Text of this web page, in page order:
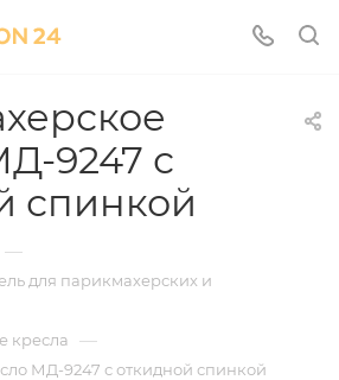
9247 с
спинкой
—
для парикмахерских и
кресла —
МД-9247 с откидной спинкой